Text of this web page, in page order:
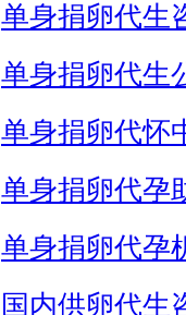
单身捐卵代生
单身捐卵代生
单身捐卵代怀
单身捐卵代孕
单身捐卵代孕
国内供卵代生